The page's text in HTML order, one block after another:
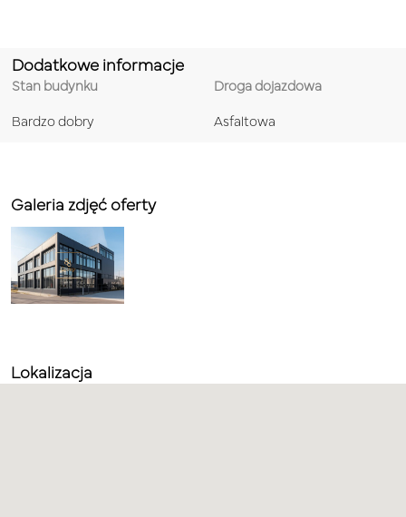
Dodatkowe informacje
Stan budynku
Bardzo dobry
Droga dojazdowa
Asfaltowa
Galeria zdjęć oferty
Lokalizacja